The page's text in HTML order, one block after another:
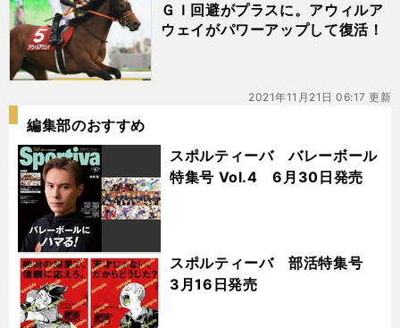
ＧＩ回避がプラスに。アウィルア
ウェイがパワーアップして復活！
2021年11月21日 06:17 更新
編集部のおすすめ
スポルティーバ バレーボール
特集号 Vol.4 6月30日発売
スポルティーバ 部活特集号
3月16日発売